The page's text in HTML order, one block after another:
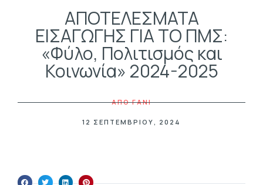
ΑΠΟΤΕΛΕΣΜΑΤΑ
ΕΙΣΑΓΩΓΗΣ ΓΙΑ ΤΟ ΠΜΣ:
«Φύλο, Πολιτισμός και
Κοινωνία» 2024-2025
ΑΠΟFANI
12 ΣΕΠΤΕΜΒΡΊΟΥ, 2024